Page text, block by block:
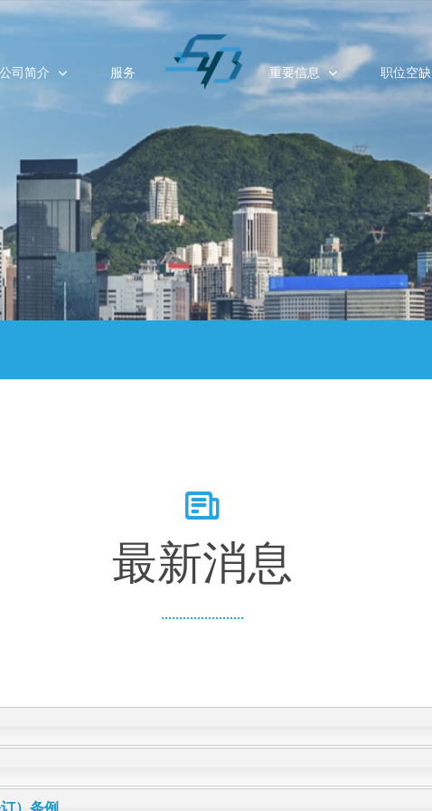
公司简介 服务 重要信息 职位空缺
最新消息
）条例